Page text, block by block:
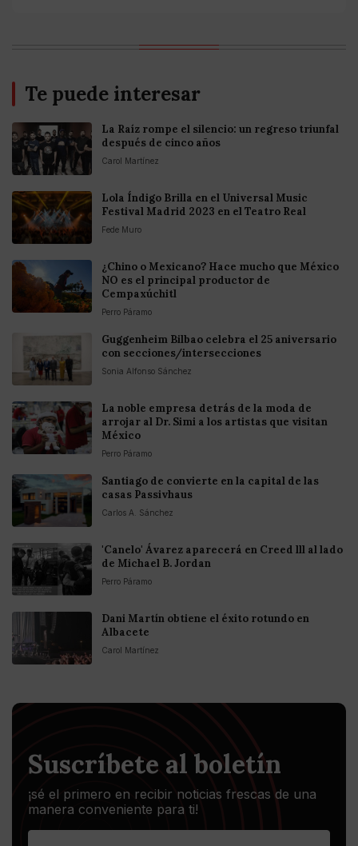
Te puede interesar
La Raíz rompe el silencio: un regreso triunfal
después de cinco años
Carol Martínez
Lola Índigo Brilla en el Universal Music
Festival Madrid 2023 en el Teatro Real
Fede Muro
¿Chino o Mexicano? Hace mucho que México
NO es el principal productor de
Cempaxúchitl
Perro Páramo
Guggenheim Bilbao celebra el 25 aniversario
con secciones/intersecciones
Sonia Alfonso Sánchez
La noble empresa detrás de la moda de
arrojar al Dr. Simi a los artistas que visitan
México
Perro Páramo
Santiago de convierte en la capital de las
casas Passivhaus
Carlos A. Sánchez
'Canelo' Ávarez aparecerá en Creed lll al lado
de Michael B. Jordan
Perro Páramo
Dani Martín obtiene el éxito rotundo en
Albacete
Carol Martínez
Suscríbete al boletín
¡sé el primero en recibir noticias frescas de una
manera conveniente para ti!